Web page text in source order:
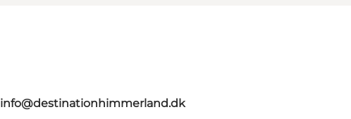
info@destinationhimmerland.dk